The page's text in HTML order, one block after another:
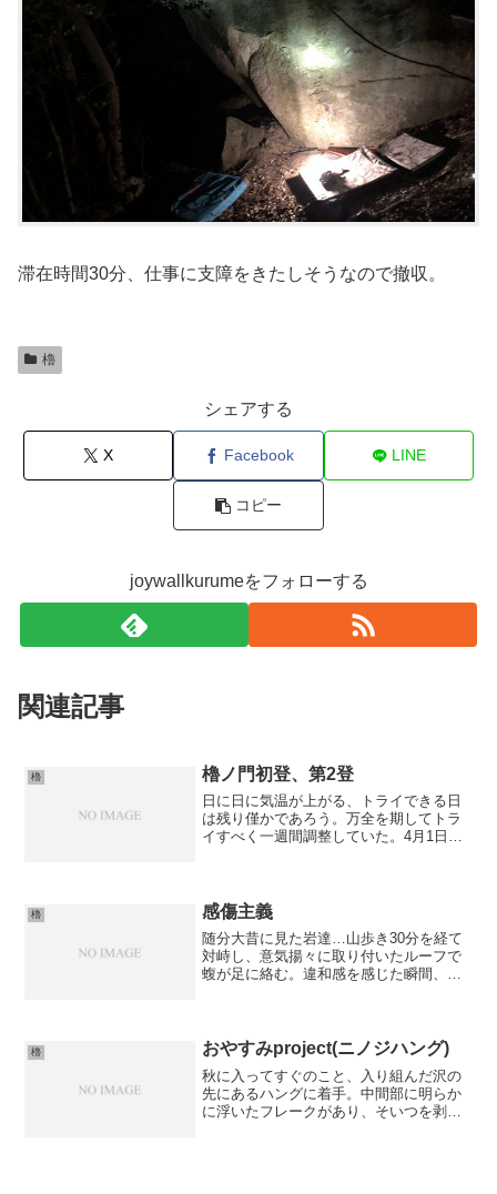
滞在時間30分、仕事に支障をきたしそうなので撤収。
櫓
シェアする
X Facebook LINE
コピー
joywallkurumeをフォローする
関連記事
櫓 櫓ノ門初登、第2登
日に日に気温が上がる、トライできる日
は残り僅かであろう。万全を期してトラ
イすべく一週間調整していた。4月1日、
の「刃武 v...
櫓 感傷主義
随分大昔に見た岩達…山歩き30分を経て
対峙し、意気揚々に取り付いたルーフで
蝮が足に絡む。違和感を感じた瞬間、ル
もなかった。〜時が経つ...
櫓 おやすみproject(ニノジハング)
秋に入ってすぐのこと、入り組んだ沢の
先にあるハングに着手。中間部に明らか
に浮いたフレークがあり、そいつを剥が